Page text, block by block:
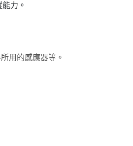
力。
用的感應器等。